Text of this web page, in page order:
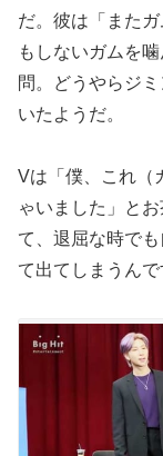
だ。彼は「また
もしないガムを
問。どうやらジ
いたようだ。
Vは「僕、これ（
ゃいました」と
て、退屈な時で
て出てしまうんで